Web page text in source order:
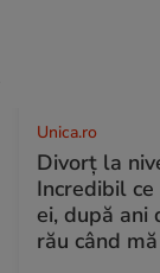
Unica.ro
Divorț la
Incredibil
ei, după ani
rău când